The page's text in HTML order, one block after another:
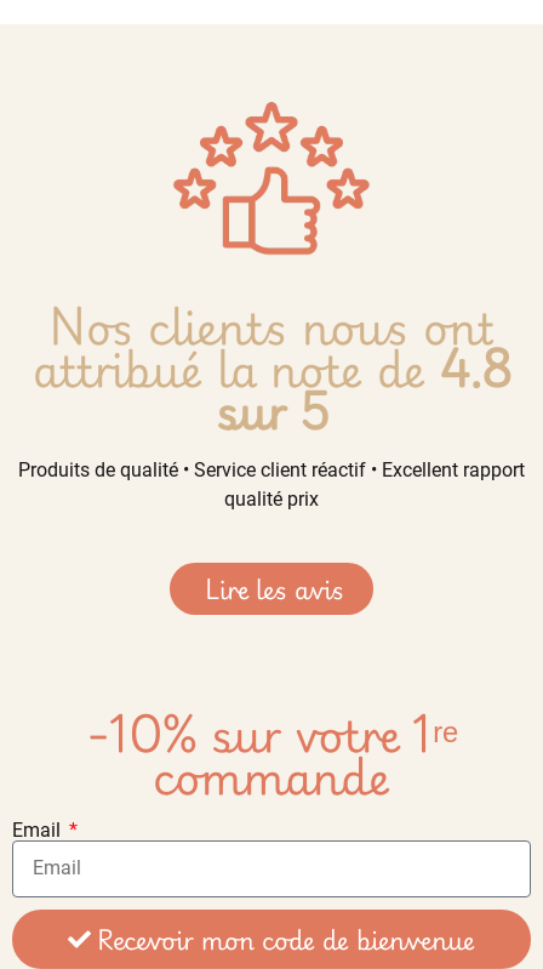
Nos clients nous ont
attribué la note de4.8
sur 5
Produits de qualité • Service client réactif • Excellent rapport
qualité prix
Lire les avis
-10% sur votre 1ʳᵉ
commande
Email
Recevoir mon code de bienvenue